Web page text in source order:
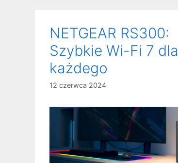
NETGEAR RS300:
Szybkie Wi-Fi 7 dla
każdego
12 czerwca 2024